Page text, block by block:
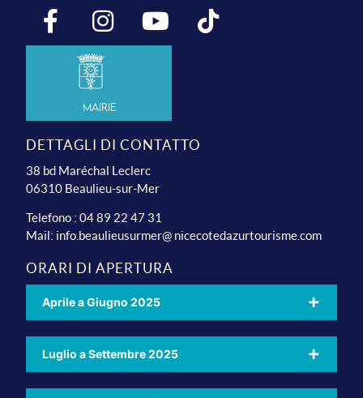
Mairie
DETTAGLI DI CONTATTO
38 bd Maréchal Leclerc
06310 Beaulieu-sur-Mer
Telefono : 04 89 22 47 31
Mail: info.beaulieusurmer@ nicecotedazurtourisme.com
ORARI DI APERTURA
Aprile a Giugno 2025
Luglio a Settembre 2025